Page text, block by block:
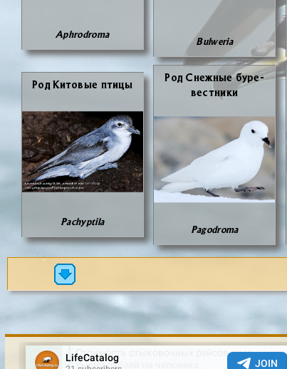
Aphrodroma
Bulweria
Род Ки­то­вые пти­цы
Pachyptila
Род Снеж­ные бу­ре­
вест­ни­ки
Pagodroma